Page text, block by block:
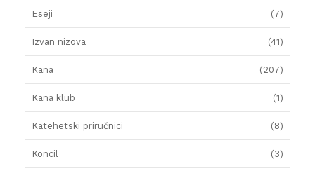
Eseji (7)
Izvan nizova (41)
Kana (207)
Kana klub (1)
Katehetski priručnici (8)
Koncil (3)